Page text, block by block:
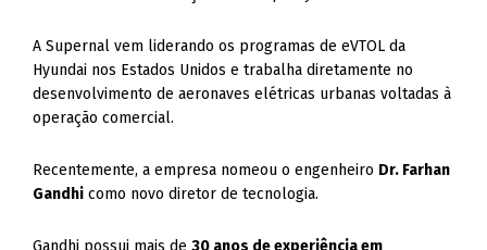
A Supernal vem liderando os programas de eVTOL da
Hyundai nos Estados Unidos e trabalha diretamente no
desenvolvimento de aeronaves elétricas urbanas voltadas à
operação comercial.
Recentemente, a empresa nomeou o engenheiro Dr. Farhan
Gandhi como novo diretor de tecnologia.
Gandhi possui mais de30 anos de experiência em